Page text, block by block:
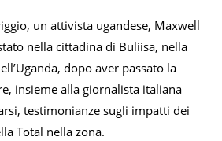
un attivista ugandese, Maxwell
nella cittadina di Buliisa, nella
dopo aver passato la
insieme alla giornalista italiana
testimonianze sugli impatti dei
Total nella zona.